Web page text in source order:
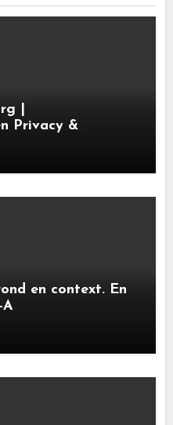
|
Privacy &
in de Zorg 2025 |
en context. En
A
en
18 maart 2025